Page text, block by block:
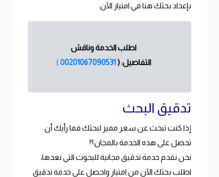
بإعداد بحثك هنا في امتياز الآن.
اطلب الخدمة وناقش
التفاصيل:(
00201067090531
)
تدقيق البحث
إذا كنت تبحث عن سعر مميز لبحثك فما رأيك أن
تحصل على هذه الخدمة بالمجان؟!
نحن نقدم خدمة تدقيق مجانية للبحوث التي نعدها،
اطلب بحثك الآن من امتياز واحصل على خدمة تدقيق